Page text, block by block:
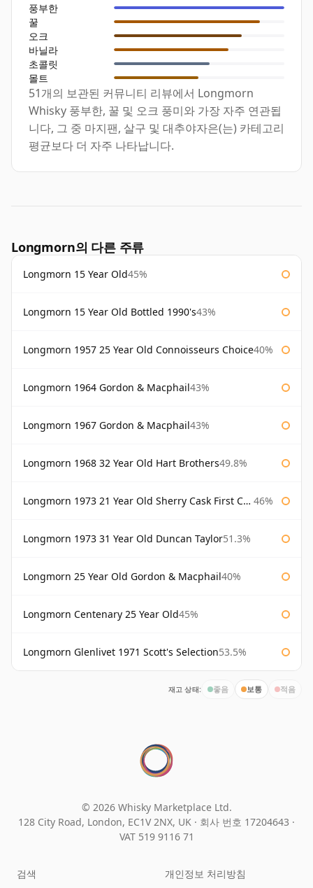
풍부한
꿀
오크
바닐라
초콜릿
몰트
51개의 보관된 커뮤니티 리뷰에서 Longmorn
Whisky 풍부한, 꿀 및 오크 풍미와 가장 자주 연관됩
니다, 그 중 마지팬, 살구 및 대추야자은(는) 카테고리
평균보다 더 자주 나타납니다.
Longmorn의 다른 주류
Longmorn 15 Year Old45%
Longmorn 15 Year Old Bottled 1990's43%
Longmorn 1957 25 Year Old Connoisseurs Choice40%
Longmorn 1964 Gordon & Macphail43%
Longmorn 1967 Gordon & Macphail43%
Longmorn 1968 32 Year Old Hart Brothers49.8%
Longmorn 1973 21 Year Old Sherry Cask First Cask 46%
Longmorn 1973 31 Year Old Duncan Taylor51.3%
Longmorn 25 Year Old Gordon & Macphail40%
Longmorn Centenary 25 Year Old45%
Longmorn Glenlivet 1971 Scott's Selection53.5%
재고 상태: 좋음 보통 적음
© 2026 Whisky Marketplace Ltd.
128 City Road, London, EC1V 2NX, UK · 회사 번호 17204643 ·
VAT 519 9116 71
검색 개인정보 처리방침